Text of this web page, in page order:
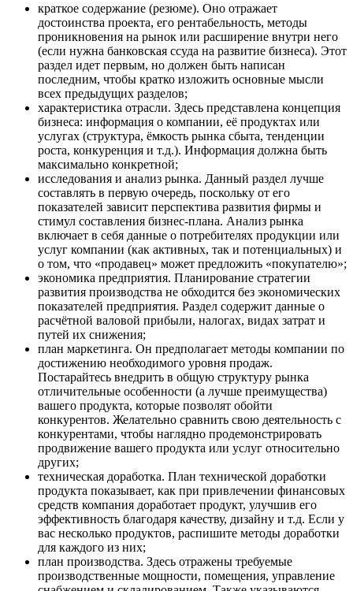
краткое содержание (резюме). Оно отражает
достоинства проекта, его рентабельность, методы
проникновения на рынок или расширение внутри него
(если нужна банковская ссуда на развитие бизнеса). Этот
раздел идет первым, но должен быть написан
последним, чтобы кратко изложить основные мысли
всех предыдущих разделов;
характеристика отрасли. Здесь представлена концепция
бизнеса: информация о компании, её продуктах или
услугах (структура, ёмкость рынка сбыта, тенденции
роста, конкуренция и т.д.). Информация должна быть
максимально конкретной;
исследования и анализ рынка. Данный раздел лучше
составлять в первую очередь, поскольку от его
показателей зависит перспектива развития фирмы и
стимул составления бизнес-плана. Анализ рынка
включает в себя данные о потребителях продукции или
услуг компании (как активных, так и потенциальных) и
о том, что «продавец» может предложить «покупателю»;
экономика предприятия. Планирование стратегии
развития производства не обходится без экономических
показателей предприятия. Раздел содержит данные о
расчётной валовой прибыли, налогах, видах затрат и
путей их снижения;
план маркетинга. Он предполагает методы компании по
достижению необходимого уровня продаж.
Постарайтесь внедрить в общую структуру рынка
отличительные особенности (а лучше преимущества)
вашего продукта, которые позволят обойти
конкурентов. Желательно сравнить свою деятельность с
конкурентами, чтобы наглядно продемонстрировать
продвижение вашего продукта или услуг относительно
других;
техническая доработка. План технической доработки
продукта показывает, как при привлечении финансовых
средств компания доработает продукт, улучшив его
эффективность благодаря качеству, дизайну и т.д. Если у
вас несколько продуктов, распишите методы доработки
для каждого из них;
план производства. Здесь отражены требуемые
производственные мощности, помещения, управление